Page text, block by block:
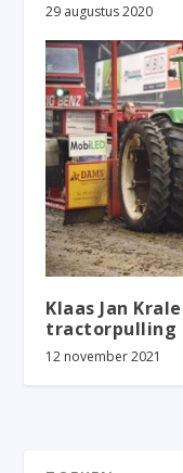
29 augustus 2020
Klaas Jan
tractorpulling
12 november 2021